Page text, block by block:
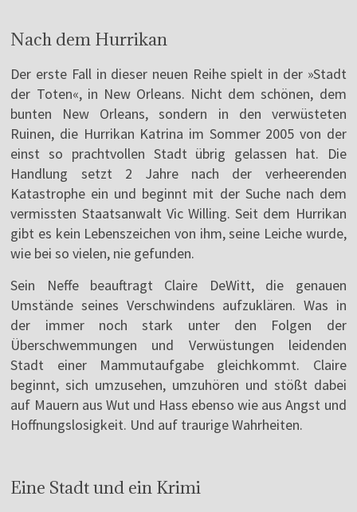
Nach dem Hurrikan
Der erste Fall in dieser neuen Reihe spielt in der »Stadt
der Toten«, in New Orleans. Nicht dem schönen, dem
bunten New Orleans, sondern in den verwüsteten
Ruinen, die Hurrikan Katrina im Sommer 2005 von der
einst so prachtvollen Stadt übrig gelassen hat. Die
Handlung setzt 2 Jahre nach der verheerenden
Katastrophe ein und beginnt mit der Suche nach dem
vermissten Staatsanwalt Vic Willing. Seit dem Hurrikan
gibt es kein Lebenszeichen von ihm, seine Leiche wurde,
wie bei so vielen, nie gefunden.
Sein Neffe beauftragt Claire DeWitt, die genauen
Umstände seines Verschwindens aufzuklären. Was in
der immer noch stark unter den Folgen der
Überschwemmungen und Verwüstungen leidenden
Stadt einer Mammutaufgabe gleichkommt. Claire
beginnt, sich umzusehen, umzuhören und stößt dabei
auf Mauern aus Wut und Hass ebenso wie aus Angst und
Hoffnungslosigkeit. Und auf traurige Wahrheiten.
Eine Stadt und ein Krimi